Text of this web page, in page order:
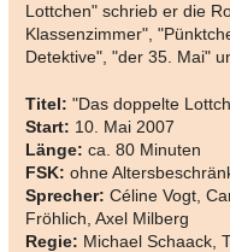
Lottchen" schrieb er die
Klassenzimmer",
Detektive", "der 35. Mai"
Titel: "Das doppelte
Start: 10. Mai 2007
Länge: ca. 80 Minuten
FSK: ohne
Sprecher: Céline Vogt,
Fröhlich, Axel Milberg
Regie: Michael Schaack,